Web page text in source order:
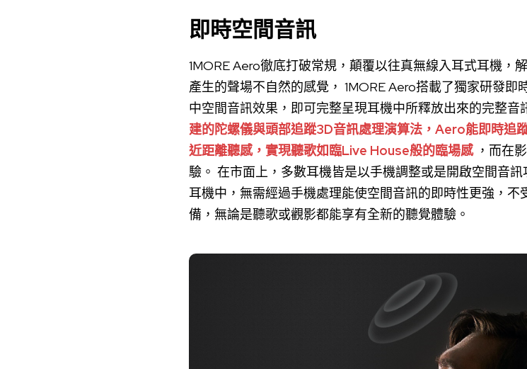
即時空間音訊
1MORE Aero徹底打破常規，顛覆以往真無線入耳式耳機，
產生的聲場不自然的感覺， 1MORE Aero搭載了獨家研發即
中空間音訊效果，即可完整呈現耳機中所釋放出來的完整音
建的陀螺儀與頭部追蹤3D音訊處理演算法，Aero能即時追
近距離聽感，實現聽歌如臨Live House般的臨場感 ，而在
驗。 在市面上，多數耳機皆是以手機調整或是開啟空間音
耳機中，無需經過手機處理能使空間音訊的即時性更強，
備，無論是聽歌或觀影都能享有全新的聽覺體驗。